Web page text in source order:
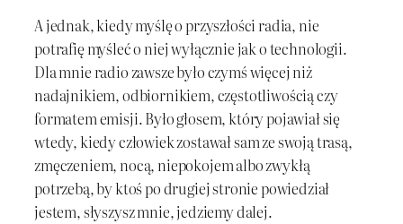
A jednak, kiedy myślę o przyszłości radia, nie
potrafię myśleć o niej wyłącznie jak o technologii.
Dla mnie radio zawsze było czymś więcej niż
nadajnikiem, odbiornikiem, częstotliwością czy
formatem emisji. Było głosem, który pojawiał się
wtedy, kiedy człowiek zostawał sam ze swoją trasą,
zmęczeniem, nocą, niepokojem albo zwykłą
potrzebą, by ktoś po drugiej stronie powiedział
jestem, słyszysz mnie, jedziemy dalej.